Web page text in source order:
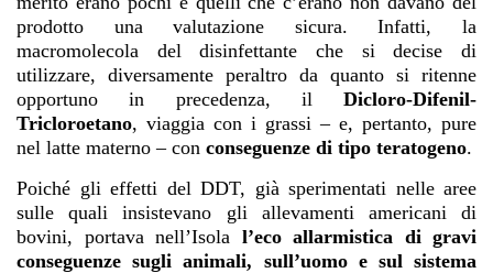
prodotto una valutazione sicura. Infatti, la
macromolecola del disinfettante che si decise di
utilizzare, diversamente peraltro da quanto si ritenne
opportuno in precedenza, il Dicloro-Difenil-
Tricloroetano, viaggia con i grassi – e, pertanto, pure
nel latte materno – con conseguenze di tipo teratogeno.
Poiché gli effetti del DDT, già sperimentati nelle aree
sulle quali insistevano gli allevamenti americani di
bovini, portava nell’Isola l’eco allarmistica di gravi
conseguenze sugli animali, sull’uomo e sul sistema